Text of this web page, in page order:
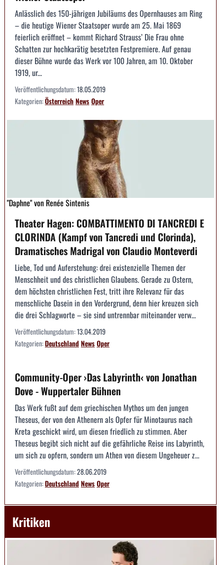
Anlässlich des 150-jährigen Jubiläums des Opernhauses am Ring
– die heutige Wiener Staatsoper wurde am 25. Mai 1869
feierlich eröffnet – kommt Richard Strauss’ Die Frau ohne
Schatten zur hochkarätig besetzten Festpremiere. Auf genau
dieser Bühne wurde das Werk vor 100 Jahren, am 10. Oktober
1919, ur...
Veröffentlichungsdatum:18.05.2019
Kategorien:ÖsterreichNewsOper
"Daphne" von Renée Sintenis
Theater Hagen: COMBATTIMENTO DI TANCREDI E
CLORINDA (Kampf von Tancredi und Clorinda),
Dramatisches Madrigal von Claudio Monteverdi
Liebe, Tod und Auferstehung: drei existenzielle Themen der
Menschheit und des christlichen Glaubens. Gerade zu Ostern,
dem höchsten christlichen Fest, tritt ihre Relevanz für das
menschliche Dasein in den Vordergrund, denn hier kreuzen sich
die drei Schlagworte – sie sind untrennbar miteinander verw...
Veröffentlichungsdatum:13.04.2019
Kategorien:DeutschlandNewsOper
Community-Oper ›Das Labyrinth‹ von Jonathan
Dove - Wuppertaler Bühnen
Das Werk fußt auf dem griechischen Mythos um den jungen
Theseus, der von den Athenern als Opfer für Minotaurus nach
Kreta geschickt wird, um diesen friedlich zu stimmen. Aber
Theseus begibt sich nicht auf die gefährliche Reise ins Labyrinth,
um sich zu opfern, sondern um Athen von diesem Ungeheuer z...
Veröffentlichungsdatum:28.06.2019
Kategorien:DeutschlandNewsOper
Kritiken